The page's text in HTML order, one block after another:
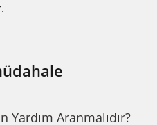
Yardım Aranmalıdır?